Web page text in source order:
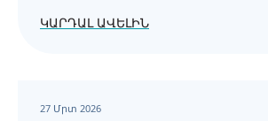
ԿԱՐԴԱԼ ԱՎԵԼԻՆ
27 Մրտ 2026